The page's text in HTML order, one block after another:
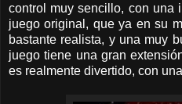
control muy sencillo, con una
juego original, que ya en su
bastante realista, y una muy
juego tiene una gran
es realmente divertido, con